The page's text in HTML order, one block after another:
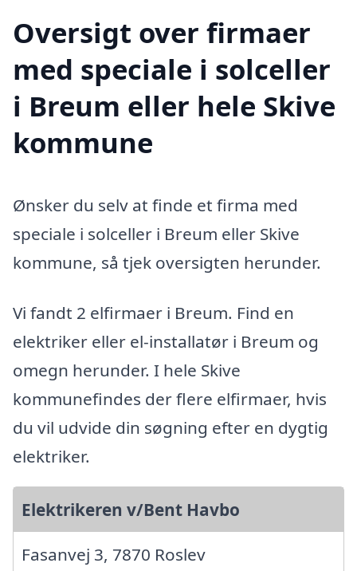
Oversigt over firmaer
med speciale i solceller
i Breum eller hele Skive
kommune
Ønsker du selv at finde et firma med
speciale i solceller i Breum eller Skive
kommune, så tjek oversigten herunder.
Vi fandt 2 elfirmaer i Breum. Find en
elektriker eller el-installatør i Breum og
omegn herunder. I hele Skive
kommunefindes der flere elfirmaer, hvis
du vil udvide din søgning efter en dygtig
elektriker.
Elektrikeren v/Bent Havbo
Fasanvej 3, 7870 Roslev